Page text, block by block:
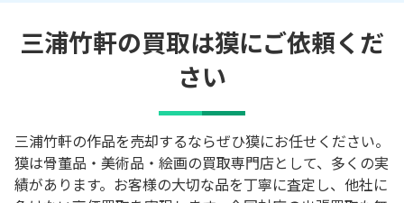
三浦竹軒の買取は獏にご依頼くだ
さい
三浦竹軒の作品を売却するならぜひ獏にお任せください。
獏は骨董品・美術品・絵画の買取専門店として、多くの実
績があります。お客様の大切な品を丁寧に査定し、他社に